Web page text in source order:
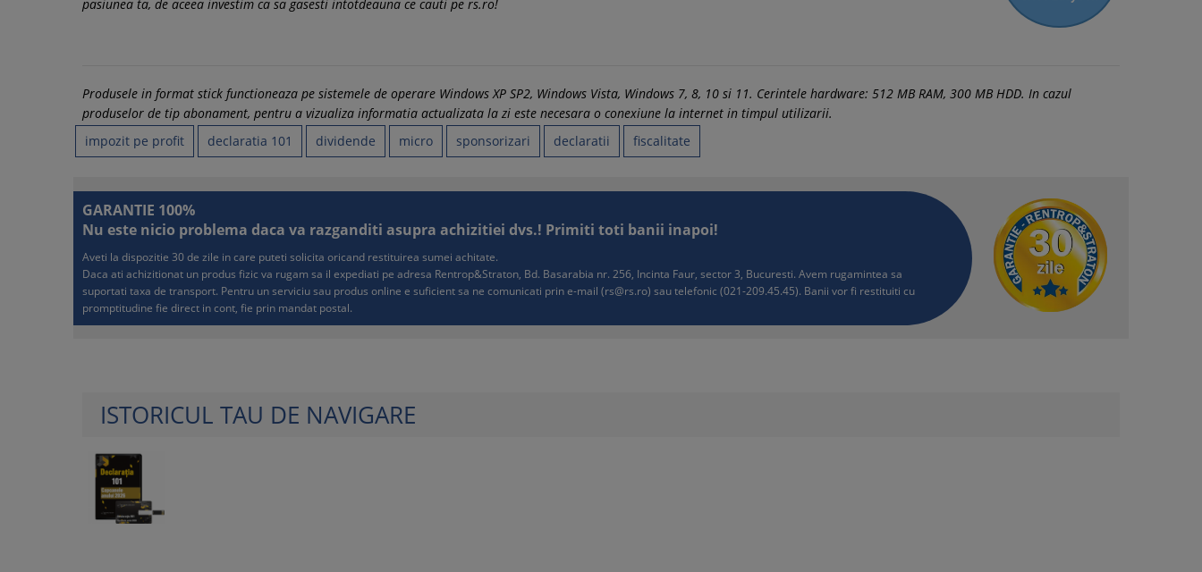
pasiunea ta, de aceea investim ca sa gasesti intotdeauna ce cauti pe rs.ro!
Produsele in format stick functioneaza pe sistemele de operare Windows XP SP2, Windows Vista, Windows 7, 8, 10 si 11. Cerintele hardware: 512 MB RAM, 300 MB HDD. In cazul
produselor de tip abonament, pentru a vizualiza informatia actualizata la zi este necesara o conexiune la internet in timpul utilizarii.
impozit pe profit
declaratia 101 dividende micro sponsorizari declaratii fiscalitate
GARANTIE 100%
Nu este nicio problema daca va razganditi asupra achizitiei dvs.! Primiti toti banii inapoi!
Aveti la dispozitie 30 de zile in care puteti solicita oricand restituirea sumei achitate.
Daca ati achizitionat un produs fizic va rugam sa il expediati pe adresa Rentrop&Straton, Bd. Basarabia nr. 256, Incinta Faur, sector 3, Bucuresti. Avem rugamintea sa
suportati taxa de transport. Pentru un serviciu sau produs online e suficient sa ne comunicati prin e-mail (rs@rs.ro) sau telefonic (021-209.45.45). Banii vor fi restituiti cu
promptitudine fie direct in cont, fie prin mandat postal.
ISTORICUL TAU DE NAVIGARE